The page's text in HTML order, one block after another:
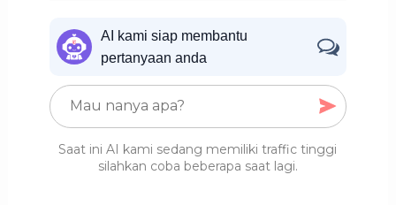
AI kami siap membantu
pertanyaan anda
Saat ini AI kami sedang memiliki traffic tinggi
silahkan coba beberapa saat lagi.